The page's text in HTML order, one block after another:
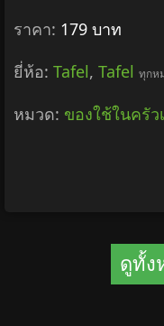
ราคา: 179 บาท
ยี่ห้อ: Tafel, Tafel ทุกห
หมวด: ของใช้ในครัว
ดูทั้ง